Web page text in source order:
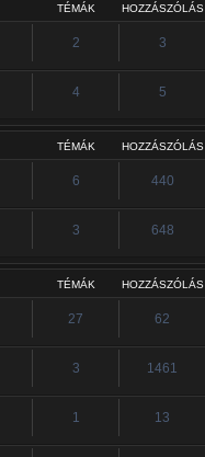
TÉMÁK HOZZÁSZÓLÁS
2 3
4 5
TÉMÁK HOZZÁSZÓLÁS
6 440
3 648
TÉMÁK HOZZÁSZÓLÁS
27 62
3 1461
1 13